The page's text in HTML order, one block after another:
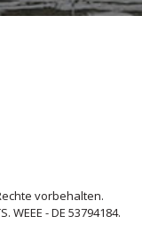
vorbehalten.
WEEE - DE 53794184.